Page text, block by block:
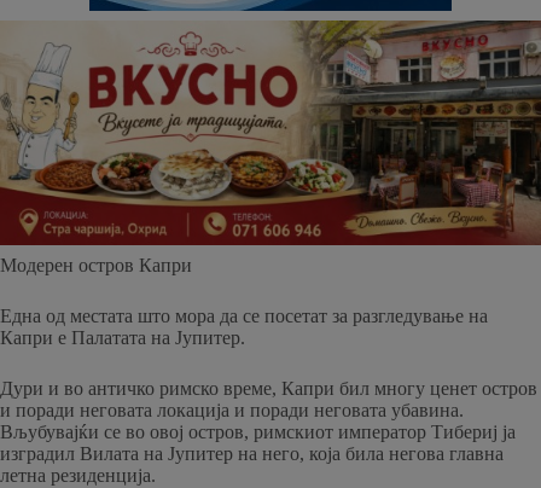
Модерен остров Капри
Една од местата што мора да се посетат за разгледување на
Капри е Палатата на Јупитер.
Дури и во античко римско време, Капри бил многу ценет остров
и поради неговата локација и поради неговата убавина.
Вљубувајќи се во овој остров, римскиот император Тибериј ја
изградил Вилата на Јупитер на него, која била негова главна
летна резиденција.